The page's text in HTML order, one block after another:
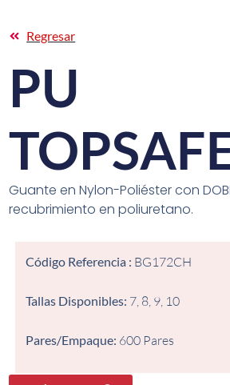
PU
Guante en Nylon-Poliéster con
recubrimiento en poliuretano.
Código Referencia : BG172CH
Tallas Disponibles: 7, 8, 9, 10
Pares/Empaque: 600 Pares
Regresar